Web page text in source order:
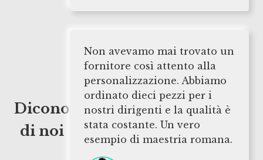
Dicono
di noi
Non avevamo mai trovato un
fornitore così attento alla
personalizzazione. Abbiamo
ordinato dieci pezzi per i
nostri dirigenti e la qualità è
stata costante. Un vero
esempio di maestria romana.